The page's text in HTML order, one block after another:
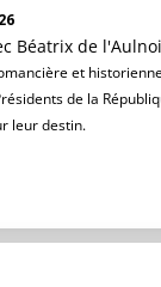
Béatrix de
et
de la
leur destin.